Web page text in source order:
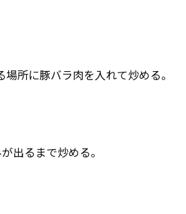
所に豚バラ肉を入れて炒める。
出るまで炒める。